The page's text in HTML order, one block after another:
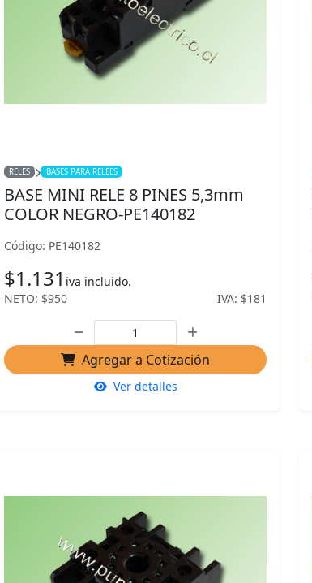
RELES BASES PARA RELEES
BASE MINI RELE 8 PINES 5,3mm
COLOR NEGRO-PE140182
Código: PE140182
$1.131 iva incluido.
NETO: $950
IVA: $181
Agregar a Cotización
Ver detalles